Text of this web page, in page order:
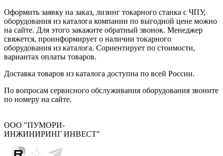
Оформить заявку на заказ, лизинг токарного станка с ЧПУ,
оборудования из каталога компании по выгодной цене можно
на сайте. Для этого закажите обратный звонок. Менеджер
свяжется, проинформирует о наличии токарного
оборудования из каталога. Сориентирует по стоимости,
вариантах оплаты товаров.
Доставка товаров из каталога доступна по всей России.
По вопросам сервисного обслуживания оборудования звоните
по номеру на сайте.
ООО "ПУМОРИ-
ИНЖИНИРИНГ ИНВЕСТ"